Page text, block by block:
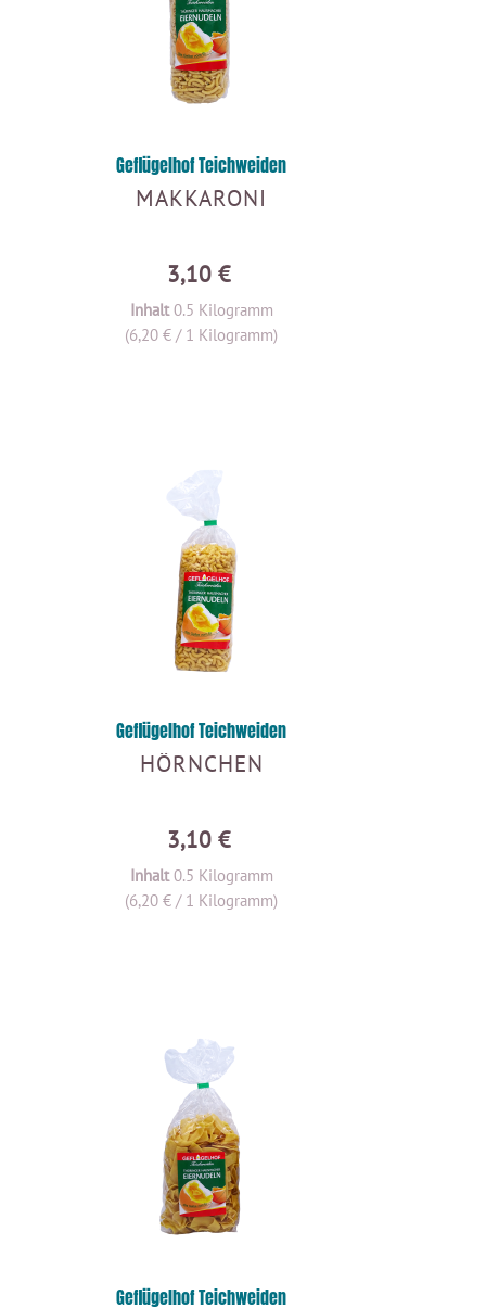
Geflügelhof Teichweiden
MAKKARONI
3,10 €
Inhalt 0.5 Kilogramm
(6,20 € / 1 Kilogramm)
Geflügelhof Teichweiden
HÖRNCHEN
3,10 €
Inhalt0.5 Kilogramm
(6,20 € / 1 Kilogramm)
Geflügelhof Teichweiden